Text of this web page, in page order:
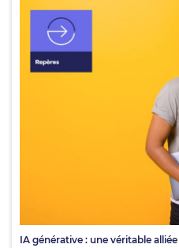
IA générative : une véritable